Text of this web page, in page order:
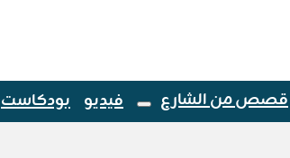
قصص من الشارع فيديو بودكاست